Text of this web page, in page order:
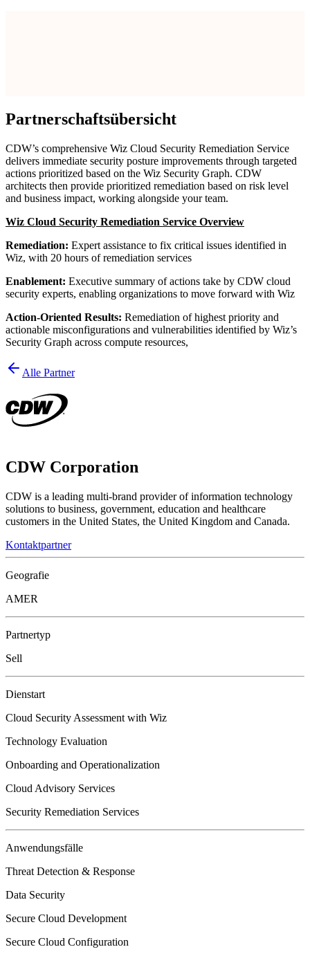
Partnerschaftsübersicht
CDW’s comprehensive Wiz Cloud Security Remediation Service
delivers immediate security posture improvements through targeted
actions prioritized based on the Wiz Security Graph. CDW
architects then provide prioritized remediation based on risk level
and business impact, working alongside your team.
Wiz Cloud Security Remediation Service Overview
Remediation: Expert assistance to fix critical issues identified in
Wiz, with 20 hours of remediation services
Enablement: Executive summary of actions take by CDW cloud
security experts, enabling organizations to move forward with Wiz
Action-Oriented Results: Remediation of highest priority and
actionable misconfigurations and vulnerabilities identified by Wiz’s
Security Graph across compute resources,
Alle Partner
CDW Corporation
CDW is a leading multi-brand provider of information technology
solutions to business, government, education and healthcare
customers in the United States, the United Kingdom and Canada.
Kontaktpartner
Geografie
AMER
Partnertyp
Sell
Dienstart
Cloud Security Assessment with Wiz
Technology Evaluation
Onboarding and Operationalization
Cloud Advisory Services
Security Remediation Services
Anwendungsfälle
Threat Detection & Response
Data Security
Secure Cloud Development
Secure Cloud Configuration